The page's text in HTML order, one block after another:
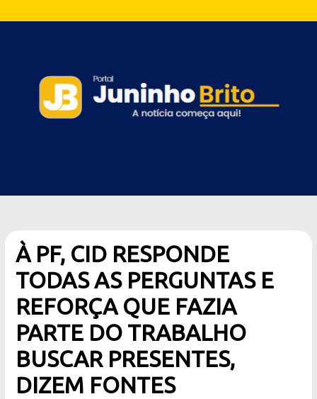
À PF, CID RESPONDE
TODAS AS PERGUNTAS E
REFORÇA QUE FAZIA
PARTE DO TRABALHO
BUSCAR PRESENTES,
DIZEM FONTES